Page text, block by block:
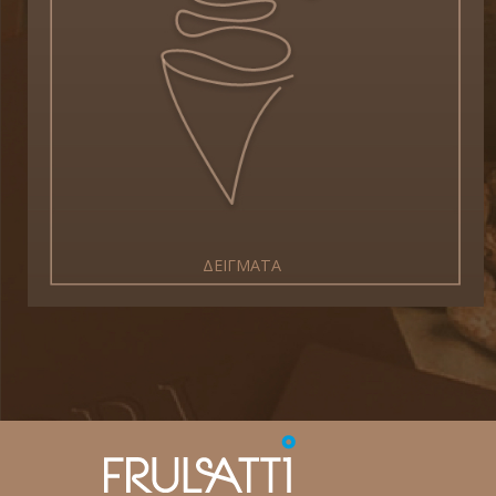
ΔΕΙΓΜΑΤΑ